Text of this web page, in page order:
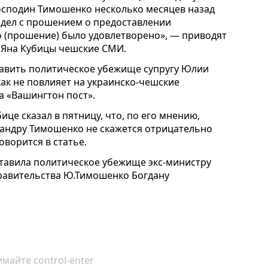
Тимошенко несколько месяцев назад
с прошением о предоставлении
(прошение) было удовлетворено», — приводят
Яна Кубицы чешские СМИ.
политическое убежище супругу Юлии
не повлияет на украинско-чешские
«Вашингтон пост».
сказал в пятницу, что, по его мнению,
Тимошенко не скажется отрицательно
в статье.
политическое убежище экс-министру
Ю.Тимошенко Богдану
control-enter